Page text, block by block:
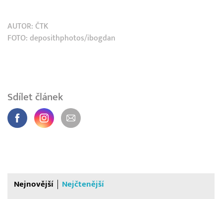
AUTOR: ČTK
FOTO: deposithphotos/ibogdan
Sdílet článek
Nejnovější Nejčtenější